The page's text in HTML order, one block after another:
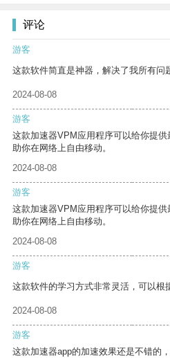
评论
游客
这款软件简直是神器，解决了我所有问
2024-08-08
游客
这款加速器VPM应用程序可以给你提
助你在网络上自由移动。
2024-08-08
游客
这款加速器VPM应用程序可以给你提
助你在网络上自由移动。
2024-08-08
游客
这款软件的学习方式非常灵活，可以根
2024-08-08
游客
这款加速器app的加速效果还是不错的